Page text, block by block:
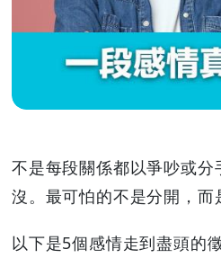
不是每段關係都以爭吵或
沒。最可怕的不是分開，而
以下是5個感情走到盡頭的